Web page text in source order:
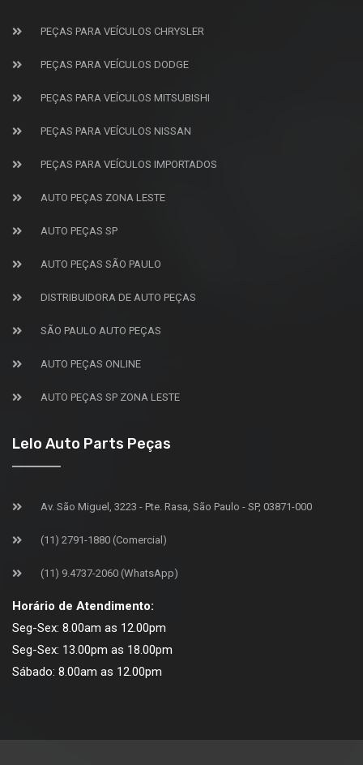
PEÇAS PARA VEÍCULOS CHRYSLER
PEÇAS PARA VEÍCULOS DODGE
PEÇAS PARA VEÍCULOS MITSUBISHI
PEÇAS PARA VEÍCULOS NISSAN
PEÇAS PARA VEÍCULOS IMPORTADOS
AUTO PEÇAS ZONA LESTE
AUTO PEÇAS SP
AUTO PEÇAS SÃO PAULO
DISTRIBUIDORA DE AUTO PEÇAS
SÃO PAULO AUTO PEÇAS
AUTO PEÇAS ONLINE
AUTO PEÇAS SP ZONA LESTE
Lelo Auto Parts Peças
Av. São Miguel, 3223 - Pte. Rasa, São Paulo - SP, 03871-000
(11) 2791-1880 (Comercial)
(11) 9.4737-2060 (WhatsApp)
Horário de Atendimento:
Seg-Sex: 8.00am as 12.00pm
Seg-Sex: 13.00pm as 18.00pm
Sábado: 8.00am as 12.00pm